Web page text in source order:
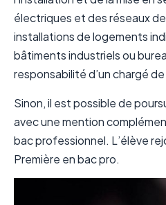
électriques et des réseaux
installations de logements
bâtiments industriels ou
responsabilité d’un chargé
Sinon, il est possible de
avec une mention
bac professionnel. L’élève
Première en bac pro.